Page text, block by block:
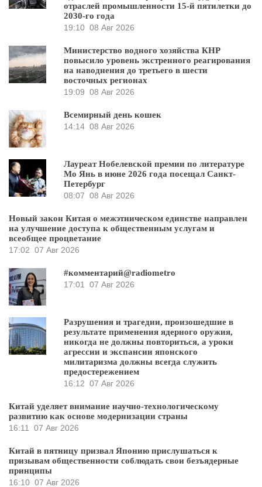
отраслей промышленности 15-й пятилетки до
2030-го года
19:10 08 Авг 2026
Министерство водного хозяйства КНР
повысило уровень экстренного реагирования
на наводнения до третьего в шести
восточных регионах
19:09 08 Авг 2026
Всемирный день кошек
14:14 08 Авг 2026
Лауреат Нобелевской премии по литературе
Мо Янь в июне 2026 года посещал Санкт-
Петербург
08:07 08 Авг 2026
Новый закон Китая о межэтническом единстве направлен
на улучшение доступа к общественным услугам и
всеобщее процветание
17:02 07 Авг 2026
#комментарий@radiometro
17:01
07 Авг 2026
Разрушения и трагедии, произошедшие в
результате применения ядерного оружия,
никогда не должны повториться, а уроки
агрессии и экспансии японского
милитаризма должны всегда служить
предостережением
16:12 07 Авг 2026
Китай уделяет внимание научно-технологическому
развитию как основе модернизации страны
16:11
07 Авг 2026
Китай в пятницу призвал Японию прислушаться к
призывам общественности соблюдать свои безъядерные
принципы
16:10 07 Авг 2026